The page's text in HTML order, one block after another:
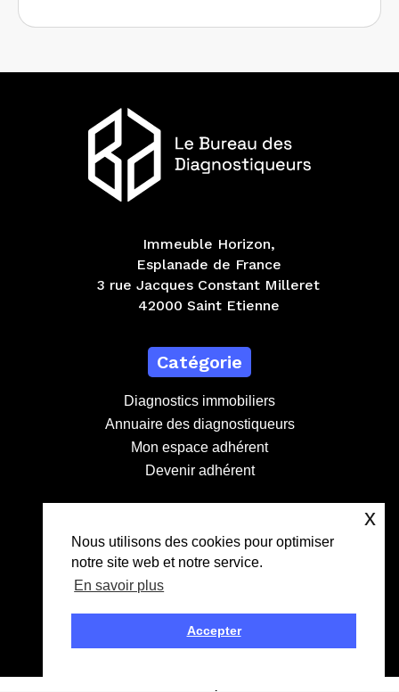
Immeuble Horizon,
Esplanade de France
3 rue Jacques Constant Milleret
42000 Saint Etienne
Catégorie
Diagnostics immobiliers
Annuaire des diagnostiqueurs
Mon espace adhérent
Devenir adhérent
contact@lebdd.fr
04 81 09 71 90
Création
Nous utilisons des cookies pour optimiser
notre site web et notre service.
En savoir plus
Accepter
x